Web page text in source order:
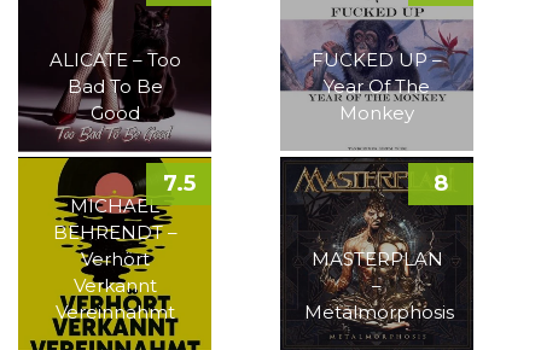
ALICATE – Too
Bad To Be
Good
FUCKED UP –
Year Of The
Monkey
MICHAEL
BEHRENDT –
Verhört
Verkannt
Vereinnahmt
7.5
MASTERPLAN
–
Metalmorphosis
8